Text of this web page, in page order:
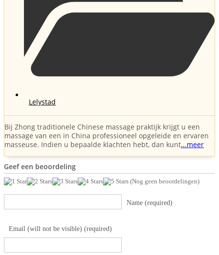
Lelystad
Bij Zhong traditionele Chinese massage praktijk krijgt u een
massage van een in China professioneel opgeleide en ervaren
masseuse. Indien u bepaalde klachten hebt, dan kunt...meer
Geef een beoordeling
(Nog geen beoordelingen)
Name (required)
Email (will not be visible) (required)